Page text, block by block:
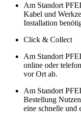
Am Standort
Kabel und
Installation
Click & Collect
Am Standort
online oder
vor Ort ab.
Am Standort
Bestellung
eine schnelle und